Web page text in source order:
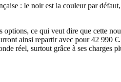
: le noir est la couleur par
ce qui veut dire que cette
ainsi repartir avec pour 42 990
réel, surtout grâce à ses charges